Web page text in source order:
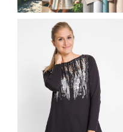
PRZETRWAĆ UPALNE
DNI: NAJLEPSZE
MATERIAŁY I KROJE
NA LATO